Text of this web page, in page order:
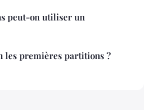
peut-on utiliser un
les premières partitions ?